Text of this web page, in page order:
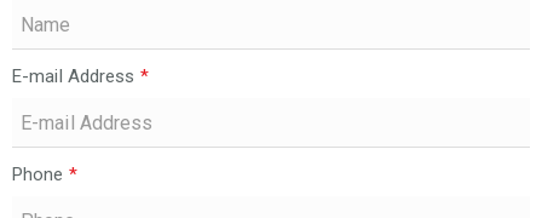
E-mail Address *
Phone *